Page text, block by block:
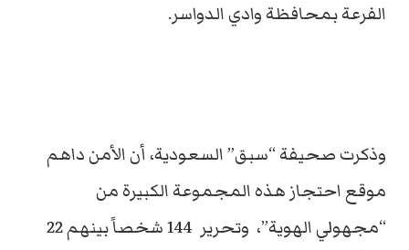
الفرعة بمحافظة وادي الدواسر.
وذكرت صحيفة “سبق” السعودية، أن الأمن داهم
موقع احتجاز هذه المجموعة الكبيرة من
“مجهولي الهوية”، وتحرير 144 شخصاً بينهم 22